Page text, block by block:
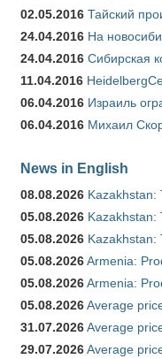
02.05.2016 Тайский
24.04.2016 На
24.04.2016 Сибирская
11.04.2016
06.04.2016 Израиль
06.04.2016 Михаил
News in English
08.08.2026 Kazakhstan:
05.08.2026 Kazakhstan:
05.08.2026 Kazakhstan:
05.08.2026Armenia:
05.08.2026Armenia:
05.08.2026Average
31.07.2026Average
29.07.2026Average